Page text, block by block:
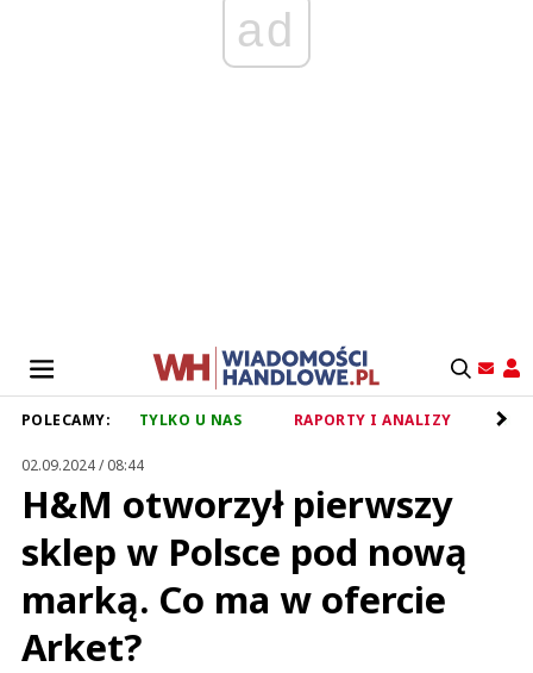
ad
POLECAMY: TYLKO U NAS RAPORTY I ANALIZY
02.09.2024 / 08:44
H&M otworzył pierwszy
sklep w Polsce pod nową
marką. Co ma w ofercie
Arket?